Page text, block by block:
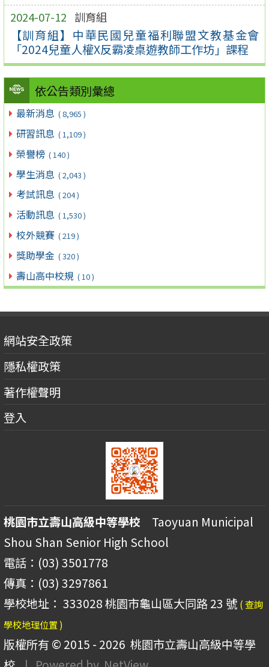
2024-07-12 訓育組
【訓育組】中華民國兒童福利聯盟文教基金會
「2024兒童人權X反霸凌桌遊教師工作坊」課程
依公告類別彙總
最新消息 ( 8,965 )
研習訊息 ( 1,109 )
榮譽榜 ( 140 )
學生消息 ( 2,043 )
考試訊息 ( 204 )
活動訊息 ( 1,530 )
校外競賽 ( 219 )
獎助學金 ( 320 )
壽山高中校規 ( 10 )
網站安全政策
隱私權政策
著作權聲明
登入
桃園市立壽山高級中等學校 Taoyuan Municipal
Shou Shan Senior High School
電話：(03) 3501778
傳真：(03) 3297861
學校地址： 333028 桃園市龜山區大同路 23 號 ( 查詢
學校地理位置 )
版權所有 © 2015 - 2026 桃園市立壽山高級中等學